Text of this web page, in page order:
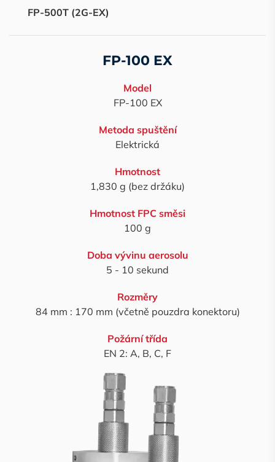
FP-500T (2G-EX)
FP-100 EX
Model
FP-100 EX
Metoda spuštění
Elektrická
Hmotnost
1,830 g (bez držáku)
Hmotnost FPC směsi
100 g
Doba vývinu aerosolu
5 - 10 sekund
Rozměry
84 mm : 170 mm (včetně pouzdra konektoru)
Požární třída
EN 2: A, B, C, F